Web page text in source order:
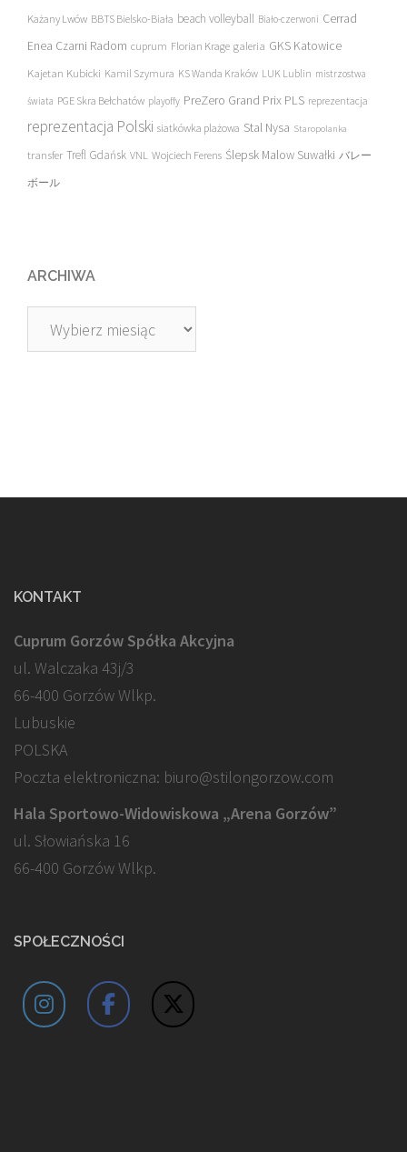
Każany Lwów BBTS Bielsko-Biała beach volleyball Biało-czerwoni Cerrad
Enea Czarni Radom cuprum Florian Krage galeria GKS Katowice
Kajetan Kubicki Kamil Szymura KS Wanda Kraków LUK Lublin mistrzostwa
świata PGE Skra Bełchatów playoffy PreZero Grand Prix PLS reprezentacja
reprezentacja Polski siatkówka plażowa Stal Nysa Staropolanka
transfer Trefl Gdańsk VNL Wojciech Ferens Ślepsk Malow Suwałki バレー
ボール
ARCHIWA
Archiwa
KONTAKT
Cuprum Gorzów Spółka Akcyjna
ul. Walczaka 43j/3
66-400 Gorzów Wlkp.
Lubuskie
POLSKA
Poczta elektroniczna: biuro@stilongorzow.com
Hala Sportowo-Widowiskowa „Arena Gorzów”
ul. Słowiańska 16
66-400 Gorzów Wlkp.
SPOŁECZNOŚCI